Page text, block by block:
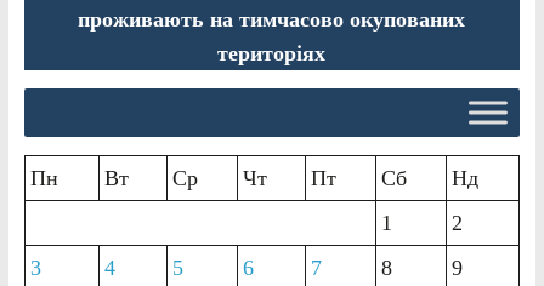
проживають на тимчасово окупованих
територіях
Пн Вт Ср Чт Пт Сб
Нд
1
2
3
4 5 6 7 8
9